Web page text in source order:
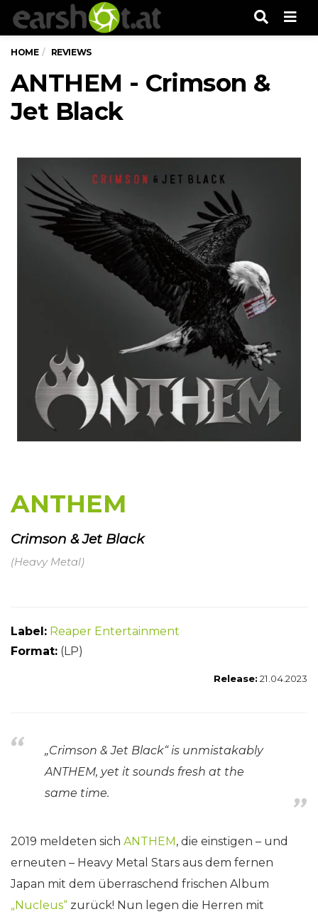
HOME REVIEWS
ANTHEM - Crimson &
Jet Black
ANTHEM
Crimson & Jet Black
(Heavy Metal)
Label: Reaper Entertainment
Format: (LP)
Release: 21.04.2023
„Crimson & Jet Black“ is unmistakably
ANTHEM, yet it sounds fresh at the
same time.
2019 meldeten sich ANTHEM, die einstigen – und
erneuten – Heavy Metal Stars aus dem fernen
Japan mit dem überraschend frischen Album
„Nucleus“ zurück! Nun legen die Herren mit